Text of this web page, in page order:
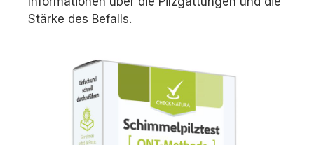
Stärke des Befalls.